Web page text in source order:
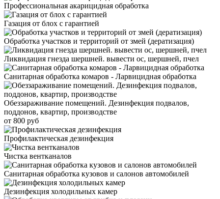
Профессиональная акарицидная обработка
Газация от блох с гарантией
Обработка участков и территорий от змей (дератизация)
Ликвидация гнезда шершней. вывести ос, шершней, пчел
Санитарная обработка комаров - Ларвицидная обработка
Обеззараживание помещений. Дезинфекция подвалов,
поддонов, квартир, производстве
от 800 руб
Профилактическая дезинфекция
Чистка вентканалов
Санитарная обработка кузовов и салонов автомобилей
Дезинфекция холодильных камер